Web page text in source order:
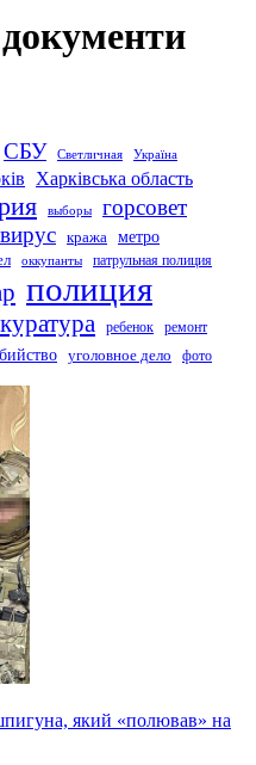
СБУ Светличная Україна
Харківська область
выборы горсовет
кража метро
оккупанты патрульная полиция
полиция
ребенок
ремонт
уголовное дело фото
який «полював» на